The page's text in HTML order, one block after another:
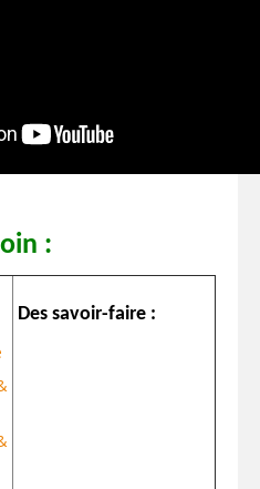
:
Des savoir-faire :